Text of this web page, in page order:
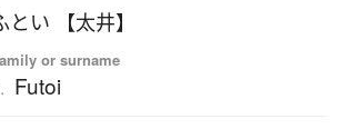
とい 【太井】
or surname
Futoi